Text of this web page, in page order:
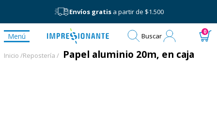
Envíos gratisa partir de $1.500
Menú Buscar 0
Inicio /Repostería / Papel aluminio 20m, en caja